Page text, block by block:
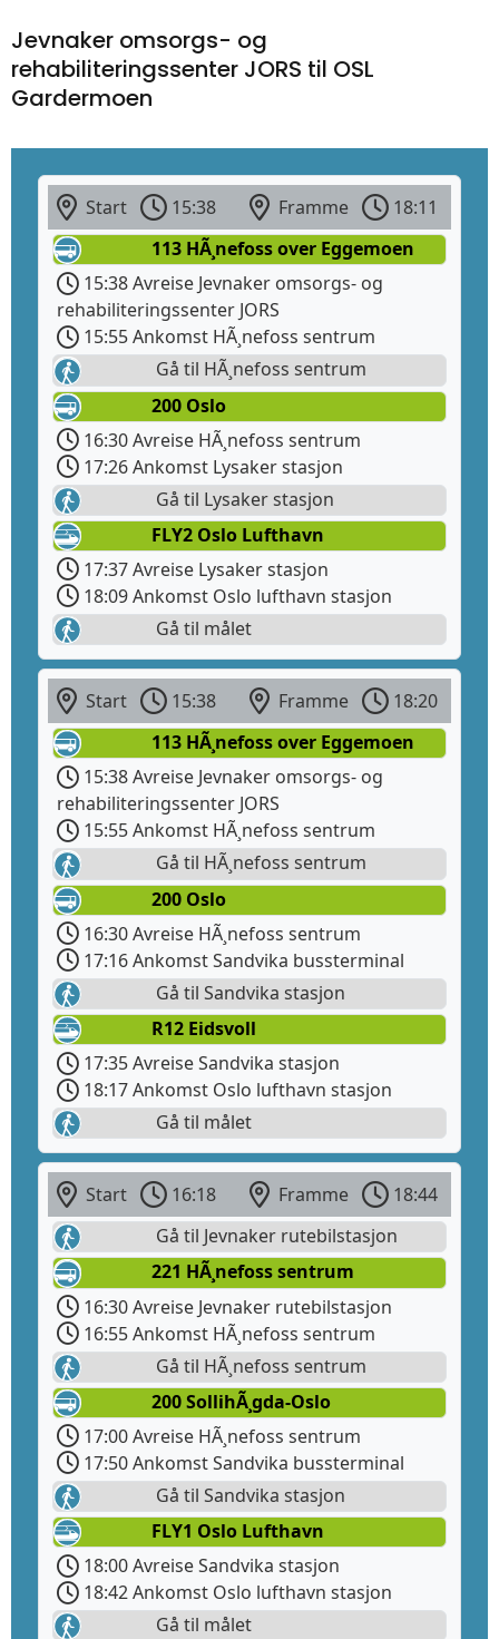
Jevnaker omsorgs- og
rehabiliteringssenter JORS til OSL
Gardermoen
Start 15:38 Framme
18:11
113 HÃ¸nefoss over Eggemoen
15:38 Avreise Jevnaker omsorgs- og
rehabiliteringssenter JORS
15:55 Ankomst HÃ¸nefoss sentrum
Gå til HÃ¸nefoss sentrum
200 Oslo
16:30 Avreise HÃ¸nefoss sentrum
17:26 Ankomst Lysaker stasjon
Gå til Lysaker stasjon
FLY2 Oslo Lufthavn
17:37 Avreise Lysaker stasjon
18:09 Ankomst Oslo lufthavn stasjon
Gå til målet
Start 15:38 Framme
18:20
113 HÃ¸nefoss over Eggemoen
15:38 Avreise Jevnaker omsorgs- og
rehabiliteringssenter JORS
15:55 Ankomst HÃ¸nefoss sentrum
Gå til HÃ¸nefoss sentrum
200 Oslo
16:30 Avreise HÃ¸nefoss sentrum
17:16 Ankomst Sandvika bussterminal
Gå til Sandvika stasjon
R12 Eidsvoll
17:35 Avreise Sandvika stasjon
18:17 Ankomst Oslo lufthavn stasjon
Gå til målet
Start 16:18 Framme
18:44
Gå til Jevnaker rutebilstasjon
221 HÃ¸nefoss sentrum
16:30 Avreise Jevnaker rutebilstasjon
16:55 Ankomst HÃ¸nefoss sentrum
Gå til HÃ¸nefoss sentrum
200 SollihÃ¸gda-Oslo
17:00 Avreise HÃ¸nefoss sentrum
17:50 Ankomst Sandvika bussterminal
Gå til Sandvika stasjon
FLY1 Oslo Lufthavn
18:00 Avreise Sandvika stasjon
18:42 Ankomst Oslo lufthavn stasjon
Gå til målet